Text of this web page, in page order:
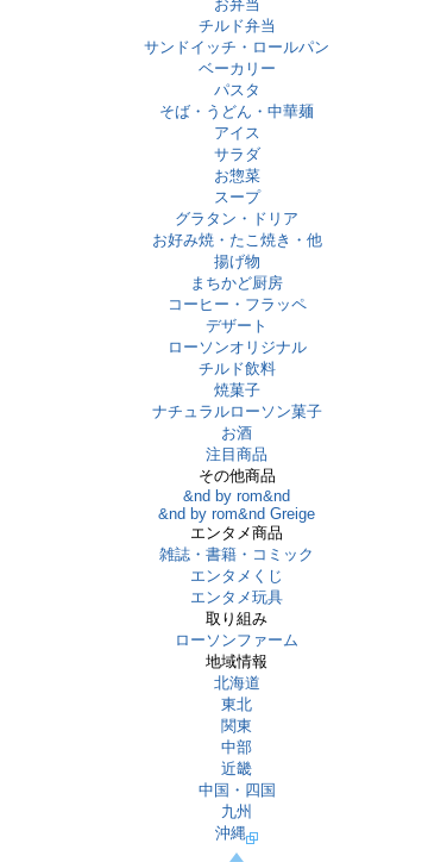
お弁当
チルド弁当
サンドイッチ・ロールパン
ベーカリー
パスタ
そば・うどん・中華麺
アイス
サラダ
お惣菜
スープ
グラタン・ドリア
お好み焼・たこ焼き・他
揚げ物
まちかど厨房
コーヒー・フラッペ
デザート
ローソンオリジナル
チルド飲料
焼菓子
ナチュラルローソン菓子
お酒
注目商品
その他商品
&nd by rom&nd
&nd by rom&nd Greige
エンタメ商品
雑誌・書籍・コミック
エンタメくじ
エンタメ玩具
取り組み
ローソンファーム
地域情報
北海道
東北
関東
中部
近畿
中国・四国
九州
沖縄